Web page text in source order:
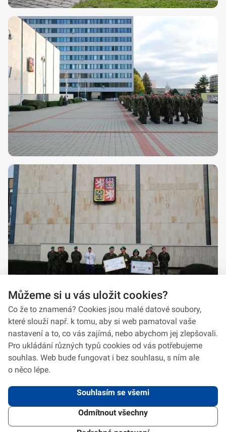
2026 © VeV-VA Vyškov • Informace jsou poskytovány v souladu se zákonem
Design Systém4.6.3
Můžeme si u vás uložit cookies?
Co že to znamená? Cookies jsou malé datové soubory,
které slouží např. k tomu, aby si web pamatoval vaše
nastavení a to, co vás zajímá, nebo abychom jej zlepšovali.
Pro ukládání různých typů cookies od vás potřebujeme
souhlas. Web bude fungovat i bez souhlasu, s ním ale
o něco lépe.
Souhlasím se všemi
Odmítnout všechny